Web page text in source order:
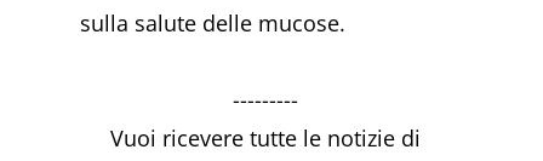
sulla salute delle mucose.
---------
Vuoi ricevere tutte le notizie di